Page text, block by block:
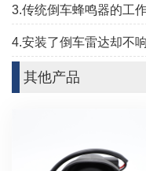
3.传统倒车蜂鸣器的工
4.安装了倒车雷达却不
其他产品